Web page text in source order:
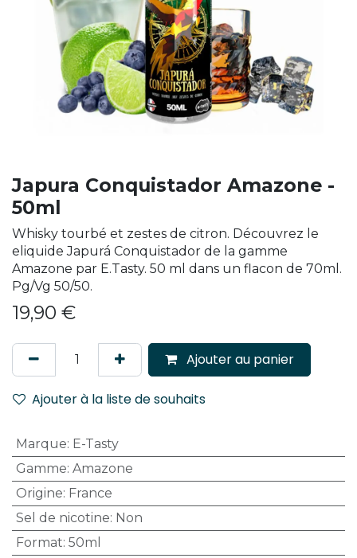
Japura Conquistador Amazone -
50ml
Whisky tourbé et zestes de citron. Découvrez le
eliquide Japurá Conquistador de la gamme
Amazone par E.Tasty. 50 ml dans un flacon de 70ml.
Pg/Vg 50/50.
19,90 €
Ajouter au panier
Ajouter à la liste de souhaits
Marque: E-Tasty
Gamme: Amazone
Origine: France
Sel de nicotine: Non
Format: 50ml